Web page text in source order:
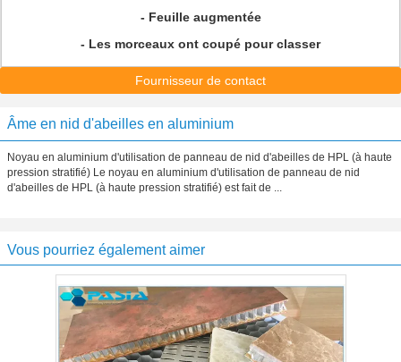
- Feuille augmentée
- Les morceaux ont coupé pour classer
Fournisseur de contact
Âme en nid d'abeilles en aluminium
Noyau en aluminium d'utilisation de panneau de nid d'abeilles de HPL (à haute
pression stratifié) Le noyau en aluminium d'utilisation de panneau de nid
d'abeilles de HPL (à haute pression stratifié) est fait de ...
Vous pourriez également aimer